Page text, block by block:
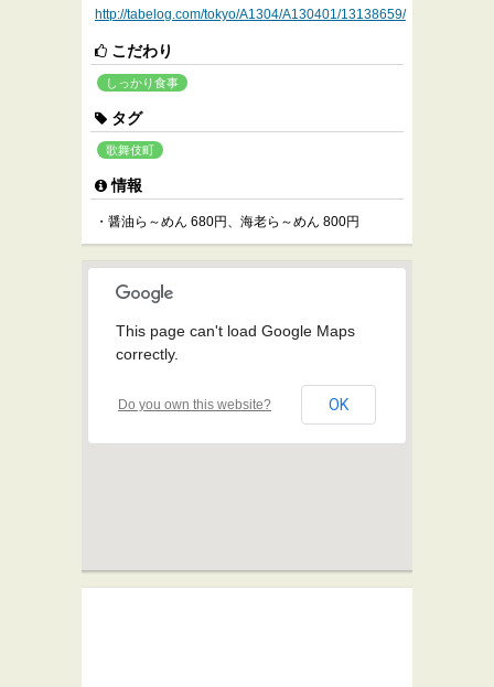
http://tabelog.com/tokyo/A1304/A130401/13138659/
こだわり
しっかり食事
タグ
歌舞伎町
情報
・醤油ら～めん 680円、海老ら～めん 800円
This page can't load Google Maps
correctly.
Do you own this website? OK